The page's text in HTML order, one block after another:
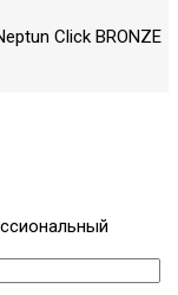
Click BRONZE